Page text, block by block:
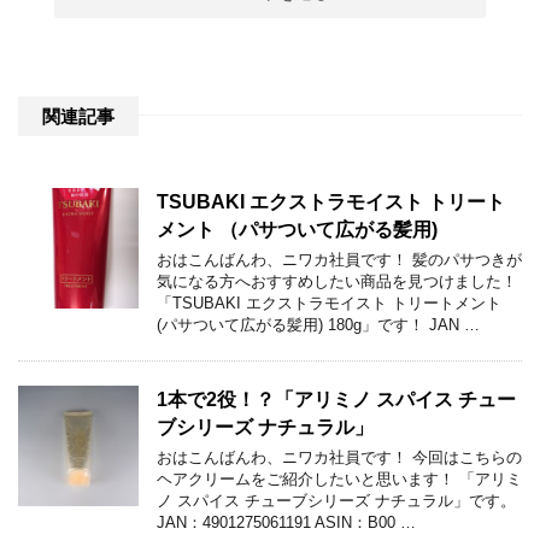
関連記事
TSUBAKI エクストラモイスト トリート
メント （パサついて広がる髪用)
おはこんばんわ、ニワカ社員です！ 髪のパサつきが
気になる方へおすすめしたい商品を見つけました！
「TSUBAKI エクストラモイスト トリートメント
(パサついて広がる髪用) 180g」です！ JAN …
1本で2役！？「アリミノ スパイス チュー
ブシリーズ ナチュラル」
おはこんばんわ、ニワカ社員です！ 今回はこちらの
ヘアクリームをご紹介したいと思います！ 「アリミ
ノ スパイス チューブシリーズ ナチュラル」です。
JAN：4901275061191 ASIN：B00 …